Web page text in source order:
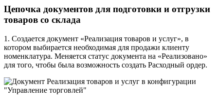
Цепочка документов для подготовки и отгрузки
товаров со склада
1. Создается документ «Реализация товаров и услуг», в
котором выбирается необходимая для продажи клиенту
номенклатура. Меняется статус документа на «Реализовано»
для того, чтобы была возможность создать Расходный ордер.